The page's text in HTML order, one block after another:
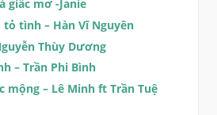
giấc mơ -Janie
tình – Hàn Vĩ Nguyên
Thùy Dương
– Trần Phi Bình
mộng – Lê Minh ft Trần Tuệ